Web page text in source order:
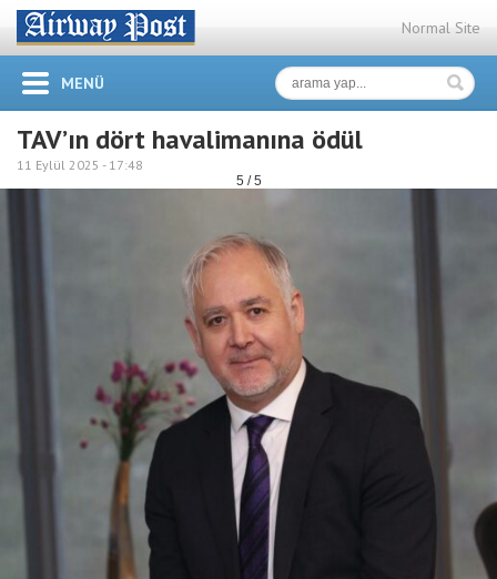
Normal Site
MENÜ
TAV’ın dört havalimanına ödül
11 Eylül 2025 - 17:48
5 / 5